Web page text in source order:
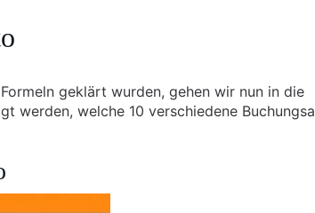
geklärt wurden, gehen wir nun in die
werden, welche 10 verschiedene